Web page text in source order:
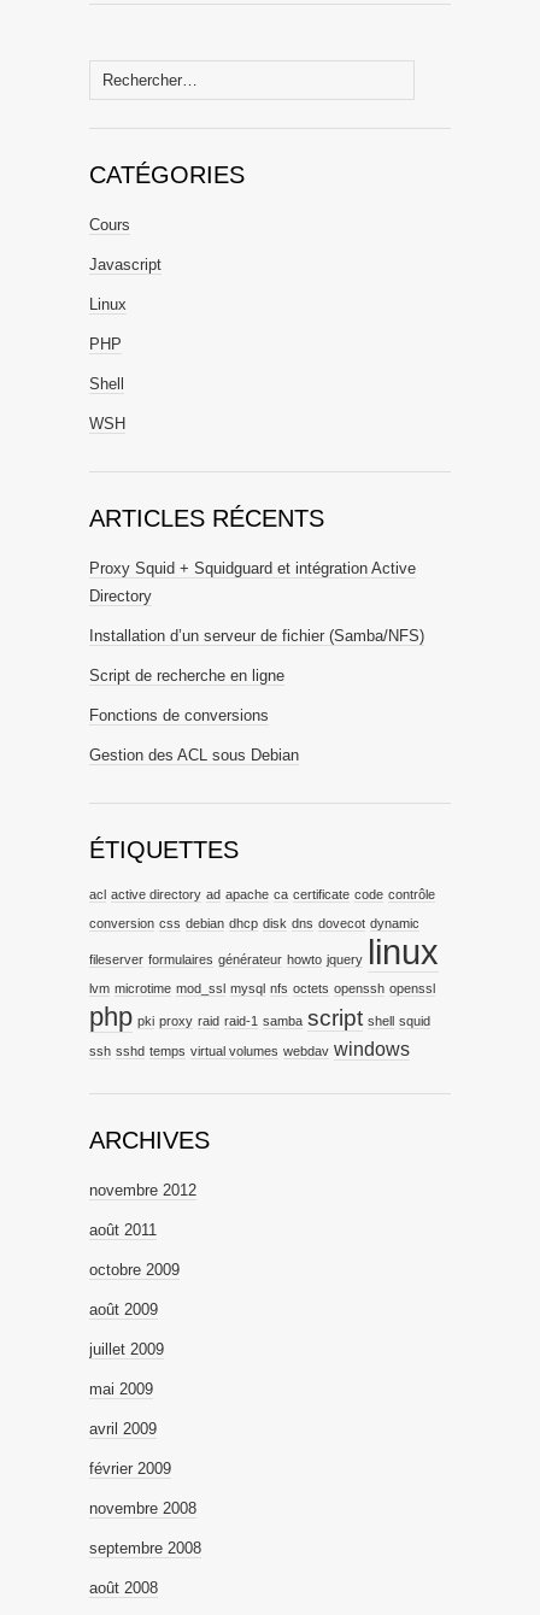
Rechercher :
CATÉGORIES
Cours
Javascript
Linux
PHP
Shell
WSH
ARTICLES RÉCENTS
Proxy Squid + Squidguard et intégration Active
Directory
Installation d’un serveur de fichier (Samba/NFS)
Script de recherche en ligne
Fonctions de conversions
Gestion des ACL sous Debian
ÉTIQUETTES
acl active directory ad apache ca certificate code contrôle
conversion css debian dhcp disk dns dovecot dynamic
fileserver formulaires générateur howto jquery linux
lvm microtime mod_ssl mysql nfs octets openssh openssl
php pki proxy raid raid-1 samba script shell squid
ssh sshd temps virtual volumes webdav windows
ARCHIVES
novembre 2012
août 2011
octobre 2009
août 2009
juillet 2009
mai 2009
avril 2009
février 2009
novembre 2008
septembre 2008
août 2008